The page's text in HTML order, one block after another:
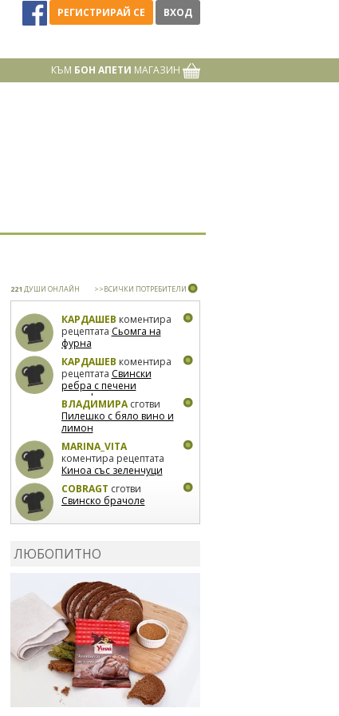
РЕГИСТРИРАЙ СЕ ВХОД
КЪМ БОН АПЕТИ МАГАЗИН
221 ДУШИ ОНЛАЙН >>ВСИЧКИ ПОТРЕБИТЕЛИ
КАРДАШЕВ коментира
рецептата Сьомга на
фурна
КАРДАШЕВ коментира
рецептата Свински
ребра с печени
картофи
ВЛАДИМИРАсготви
Пилешко с бяло вино и
лимон
MARINA_VITA
коментира рецептата
Киноа със зеленчуци
COBRAGT сготви
Свинско брачоле
Фокача със синьо
сирене, лук и орехи
ЛЮБОПИТНО